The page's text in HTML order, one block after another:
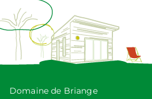
Domaine de Briange